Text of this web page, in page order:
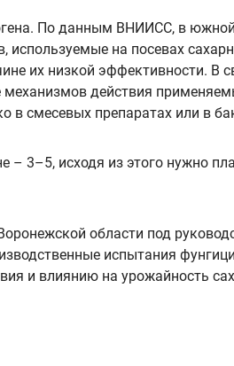
По данным ВНИИСС, в
на посевах
их низкой эффективности. В
действия
в смесевых препаратах или в
3–5, исходя из этого нужно
области под
испытания
и влиянию на урожайность